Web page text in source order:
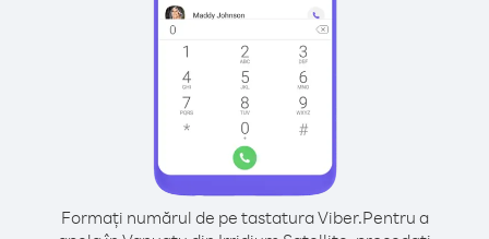
Formați numărul de pe tastatura Viber.Pentru a